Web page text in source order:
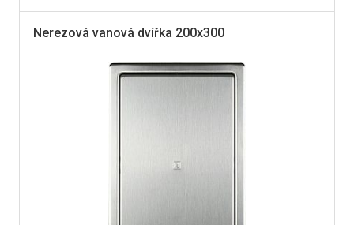
Nerezová vanová dvířka 200x300